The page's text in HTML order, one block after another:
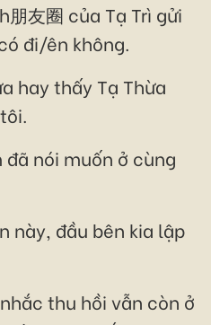
友圈 của Tạ Trì gửi
đi/ên không.
hay thấy Tạ Thừa
nói muốn ở cùng
này, đầu bên kia lập
thu hồi vẫn còn ở